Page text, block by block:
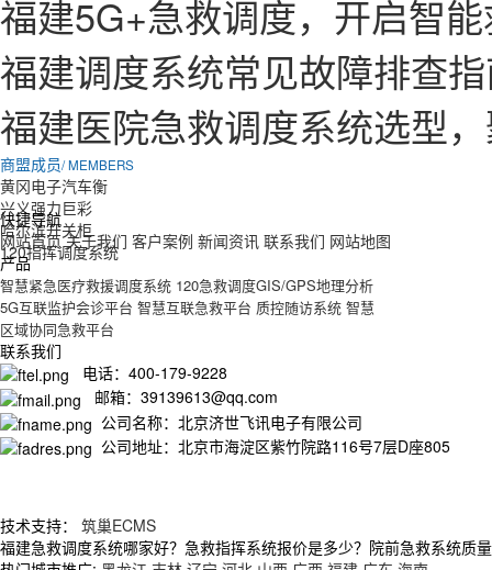
福建5G+急救调度，开启智
福建调度系统常见故障排查
福建医院急救调度系统选型
商盟成员/ MEMBERS
黄冈电子汽车衡
兴义强力巨彩
哈尔滨开关柜
120指挥调度系统
快捷导航
网站首页 关于我们 客户案例 新闻资讯 联系我们 网站地图
产品
智慧紧急医疗救援调度系统 120急救调度GIS/GPS地理分析
5G互联监护会诊平台 智慧互联急救平台 质控随访系统 智慧
区域协同急救平台
联系我们
电话：400-179-9228
邮箱：39139613@qq.com
公司名称：北京济世飞讯电子有限公司
公司地址：北京市海淀区紫竹院路116号7层D座805
技术支持： 筑巢ECMS
福建急救调度系统哪家好？急救指挥系统报价是多少？院前急救系统